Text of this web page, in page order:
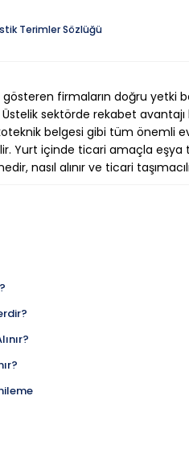
Terimler Sözlüğü
firmaların doğru yetki
sektörde rekabet
belgesi gibi tüm önemli
Yurt içinde ticari amaçla eşya
nasıl alınır ve ticari